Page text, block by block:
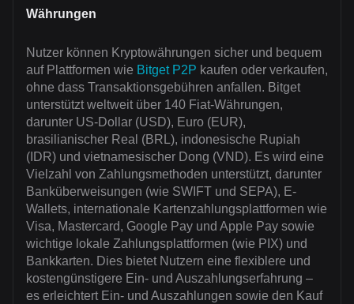
Währungen
Nutzer können Kryptowährungen sicher und bequem
auf Plattformen wie Bitget P2P kaufen oder verkaufen,
ohne dass Transaktionsgebühren anfallen. Bitget
unterstützt weltweit über 140 Fiat-Währungen,
darunter US-Dollar (USD), Euro (EUR),
brasilianischer Real (BRL), indonesische Rupiah
(IDR) und vietnamesischer Dong (VND). Es wird eine
Vielzahl von Zahlungsmethoden unterstützt, darunter
Banküberweisungen (wie SWIFT und SEPA), E-
Wallets, internationale Kartenzahlungsplattformen wie
Visa, Mastercard, Google Pay und Apple Pay sowie
wichtige lokale Zahlungsplattformen (wie PIX) und
Bankkarten. Dies bietet Nutzern eine flexiblere und
kostengünstigere Ein- und Auszahlungserfahrung –
es erleichtert Ein- und Auszahlungen sowie den Kauf